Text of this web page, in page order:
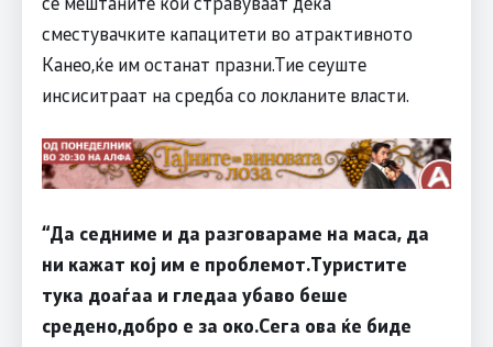
сместувачките капацитети во атрактивното
Канео,ќе им останат празни.Тие сеуште
инсиситраат на средба со локланите власти.
“Да седниме и да разговараме на маса, да
ни кажат кој им е проблемот.Туристите
тука доаѓаа и гледаа убаво беше
средено,добро е за око.Сега ова ќе биде